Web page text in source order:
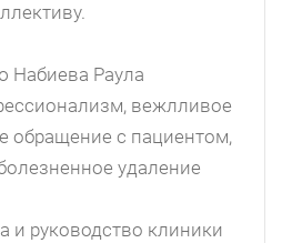
Набиева Раула
вежлливое
обращение с пациентом,
удаление
и руководство клиники